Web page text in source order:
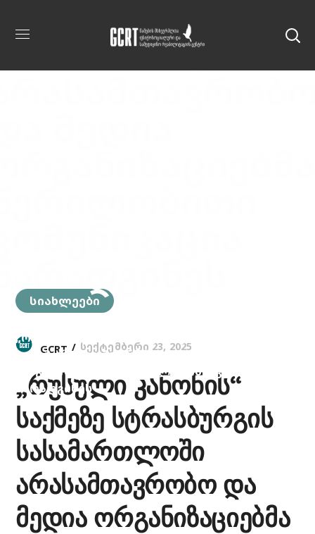
„რუსული Კანონის“ Საქმეზე Სტრასბურგის
Სასამართლოში Არასამთავრობო Და Მედია
Ორგანიზაციებმა Წერილობითი Კომუნიკაცია
Წარადგინეს
სიახლეები
GCRT სექტემბერი 23, 2025
„რუსული კანონის“
საქმეზე სტრასბურგის
სასამართლოში
არასამთავრობო და
მედია ორგანიზაციებმა